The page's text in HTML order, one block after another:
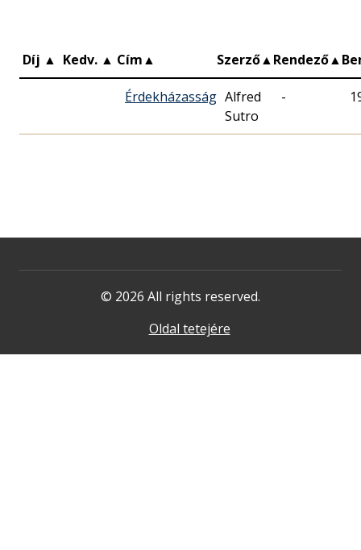
Díj ▲ Kedv. ▲ Cím▲ Szerző▲Rendező▲
Érdekházasság Alfred
Sutro
-
© 2026 All rights reserved.
Oldal tetejére